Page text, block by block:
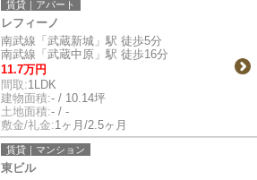
賃貸｜アパート
レフィーノ
南武線「武蔵新城」駅 徒歩5分
南武線「武蔵中原」駅 徒歩16分
11.7万円
間取:1LDK
建物面積:- / 10.14坪
土地面積:- / -
敷金/礼金:1ヶ月/2.5ヶ月
賃貸｜マンション
東ビル